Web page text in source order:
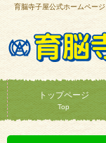
育脳寺子屋公式ホームページ
トップページ
Top